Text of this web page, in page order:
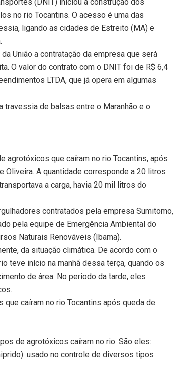
no rio Tocantins. O acesso é uma das
ligando as cidades de Estreito (MA) e
União a contratação da empresa que será
O valor do contrato com o DNIT foi de R$ 6,4
LTDA, que já opera em algumas
travessia de balsas entre o Maranhão e o
agrotóxicos que caíram no rio Tocantins, após
A quantidade corresponde a 20 litros
a carga, havia 20 mil litros do
contratados pela empresa Sumitomo,
pela equipe de Emergência Ambiental do
Naturais Renováveis (Ibama).
da situação climática. De acordo com o
teve início na manhã dessa terça, quando os
de área. No período da tarde, eles
caíram no rio Tocantins após queda de
de agrotóxicos caíram no rio. São eles:
usado no controle de diversos tipos